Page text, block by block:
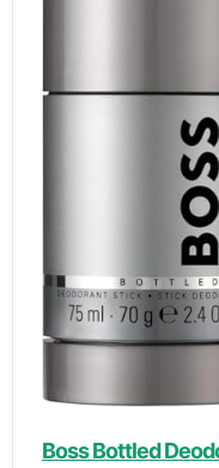
Boss Bottled